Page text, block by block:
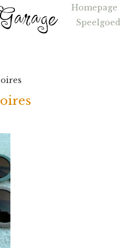
Homepage
Speelgoed